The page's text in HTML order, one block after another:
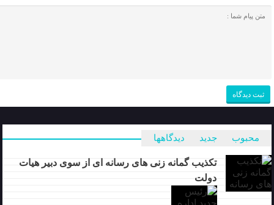
محبوب جدید دیدگاهها
تکذیب گمانه زنی های رسانه ای از سوی دبیر هیات
دولت